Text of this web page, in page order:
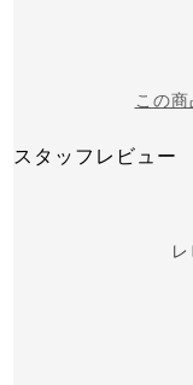
この
スタッフレビュー